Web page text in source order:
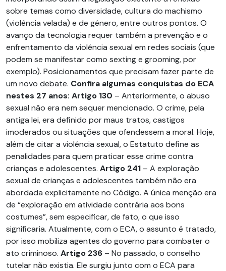
sobre temas como diversidade, cultura do machismo
(violência velada) e de gênero, entre outros pontos. O
avanço da tecnologia requer também a prevenção e o
enfrentamento da violência sexual em redes sociais (que
podem se manifestar como sexting e grooming, por
exemplo). Posicionamentos que precisam fazer parte de
um novo debate. Confira algumas conquistas do ECA
nestes 27 anos: Artigo 130 – Anteriormente, o abuso
sexual não era nem sequer mencionado. O crime, pela
antiga lei, era definido por maus tratos, castigos
imoderados ou situações que ofendessem a moral. Hoje,
além de citar a violência sexual, o Estatuto define as
penalidades para quem praticar esse crime contra
crianças e adolescentes. Artigo 241 – A exploração
sexual de crianças e adolescentes também não era
abordada explicitamente no Código. A única menção era
de “exploração em atividade contrária aos bons
costumes”, sem especificar, de fato, o que isso
significaria. Atualmente, com o ECA, o assunto é tratado,
por isso mobiliza agentes do governo para combater o
ato criminoso. Artigo 236 – No passado, o conselho
tutelar não existia. Ele surgiu junto com o ECA para